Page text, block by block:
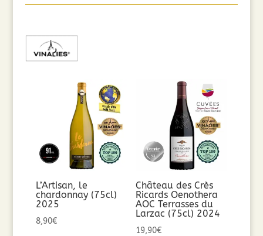
L’Artisan, le
chardonnay (75cl)
2025
8,90€
Château des Crès
Ricards Oenothera
AOC Terrasses du
Larzac (75cl) 2024
19,90€